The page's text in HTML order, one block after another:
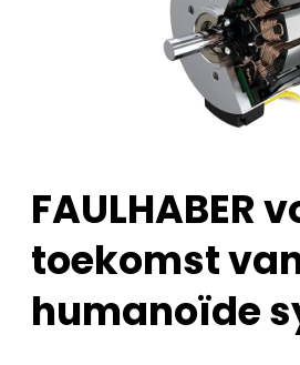
FAULHABER
toekomst
humanoïde